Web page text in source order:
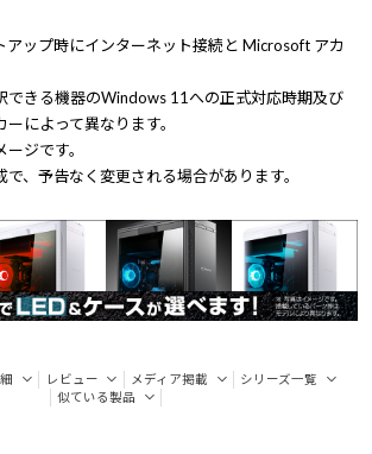
ップ時にインターネット接続と Microsoft アカ
できる機器のWindows 11への正式対応時期及び
によって異なります。
ジです。
、予告なく変更される場合があります。
レビュー メディア掲載
シリーズ一覧
似ている製品